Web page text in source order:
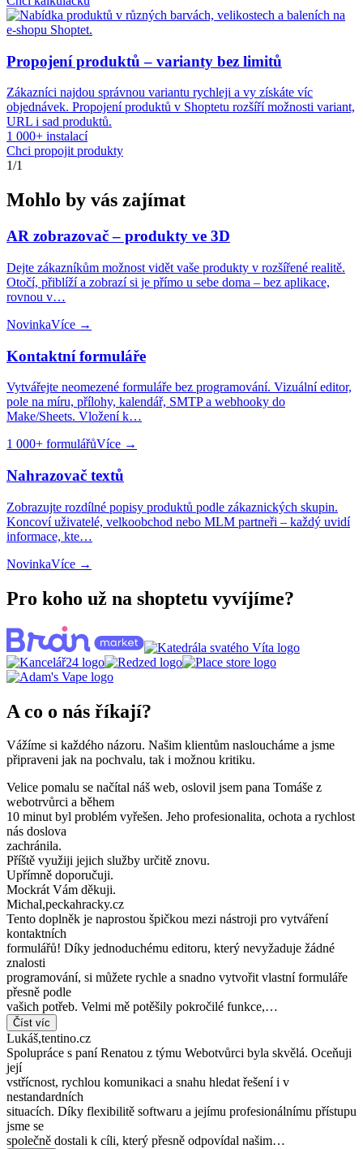
Propojení produktů – varianty bez limitů
Zákazníci najdou správnou variantu rychleji a vy získáte víc
objednávek. Propojení produktů v Shoptetu rozšíří možnosti variant,
URL i sad produktů.
1 000+ instalací
Chci propojit produkty
1/1
Mohlo by vás zajímat
AR zobrazovač – produkty ve 3D
Dejte zákazníkům možnost vidět vaše produkty v rozšířené realitě.
Otočí, přiblíží a zobrazí si je přímo u sebe doma – bez aplikace,
rovnou v…
NovinkaVíce →
Kontaktní formuláře
Vytvářejte neomezené formuláře bez programování. Vizuální editor,
pole na míru, přílohy, kalendář, SMTP a webhooky do
Make/Sheets. Vložení k…
1 000+ formulářůVíce →
Nahrazovač textů
Zobrazujte rozdílné popisy produktů podle zákaznických skupin.
Koncoví uživatelé, velkoobchod nebo MLM partneři – každý uvidí
informace, kte…
NovinkaVíce →
Pro koho už na shoptetu vyvíjíme?
A co o nás říkají?
Vážíme si každého názoru. Našim klientům nasloucháme a jsme
připraveni jak na pochvalu, tak i možnou kritiku.
Velice pomalu se načítal náš web, oslovil jsem pana Tomáše z
webotrvůrci a během
10 minut byl problém vyřešen. Jeho profesionalita, ochota a rychlost
nás doslova
zachránila.
Příště využiji jejich služby určitě znovu.
Upřímně doporučuji.
Mockrát Vám děkuji.
Michal,peckahracky.cz
Tento doplněk je naprostou špičkou mezi nástroji pro vytváření
kontaktních
formulářů! Díky jednoduchému editoru, který nevyžaduje žádné
znalosti
programování, si můžete rychle a snadno vytvořit vlastní formuláře
přesně podle
vašich potřeb. Velmi mě potěšily pokročilé funkce,…
Číst víc
Lukáš,tentino.cz
Spolupráce s paní Renatou z týmu Webotvůrci byla skvělá. Oceňuji
její
vstřícnost, rychlou komunikaci a snahu hledat řešení i v
nestandardních
situacích. Díky flexibilitě softwaru a jejímu profesionálnímu přístupu
jsme se
společně dostali k cíli, který přesně odpovídal našim…